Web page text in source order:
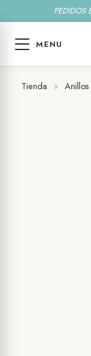
PEDIDOS
MENU
Tienda »